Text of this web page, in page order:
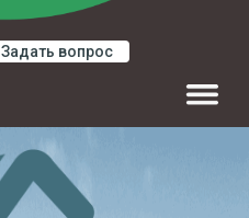
Задать вопрос